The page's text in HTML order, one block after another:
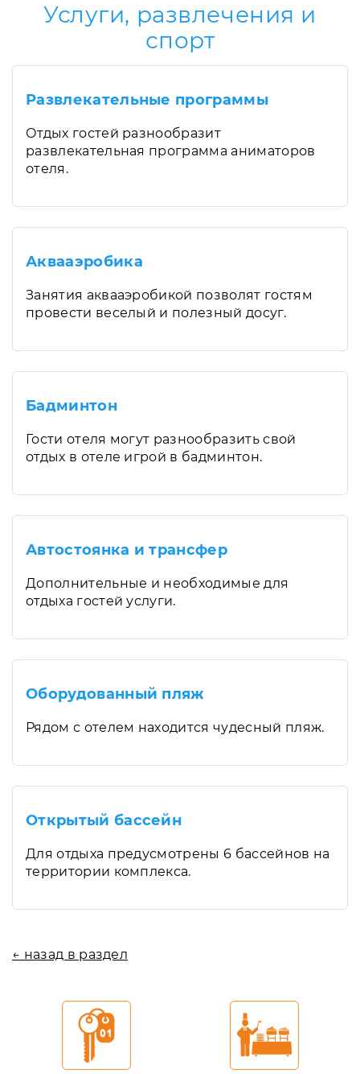
Услуги, развлечения и
спорт
Развлекательные программы
Отдых гостей разнообразит
развлекательная программа аниматоров
отеля.
Аквааэробика
Занятия аквааэробикой позволят гостям
провести веселый и полезный досуг.
Бадминтон
Гости отеля могут разнообразить свой
отдых в отеле игрой в бадминтон.
Автостоянка и трансфер
Дополнительные и необходимые для
отдыха гостей услуги.
Оборудованный пляж
Рядом с отелем находится чудесный пляж.
Открытый бассейн
Для отдыха предусмотрены 6 бассейнов на
территории комплекса.
← назад в раздел